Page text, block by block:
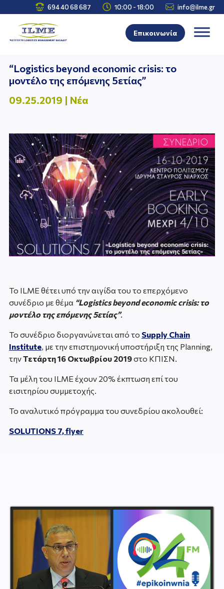
 694 40 68 687  10:00 - 18:00  info@ilme.gr
Επικοινωνία
“Logistics beyond economic crisis: το
μοντέλο της επόμενης 5ετίας”
09.25.2019 | Νέα
Το ILME θέτει υπό την αιγίδα του το επερχόμενο
συνέδριο με θέμα “Logistics beyond economic crisis: το
μοντέλο της επόμενης 5ετίας”.
Το συνέδριο διοργανώνεται από το Supply Chain
Institute, με την επιστημονική υποστήριξη της Planning,
τηνΤετάρτη 16 Οκτωβρίου 2019στο ΚΠΙΣΝ.
Τα μέλη του ILME έχουν 20% έκπτωση επί του
εισιτηρίου συμμετοχής.
Το αναλυτικό πρόγραμμα του συνεδρίου ακολουθεί:
SOLUTIONS 7, flyer